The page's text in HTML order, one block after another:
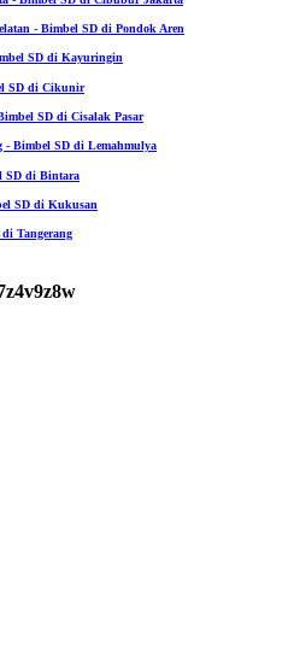
- Bimbel SD di Pondok Aren
SD di Kayuringin
SD di Cikunir
SD di Cisalak Pasar
- Bimbel SD di Lemahmulya
SD di Bintara
SD di Kukusan
Tangerang